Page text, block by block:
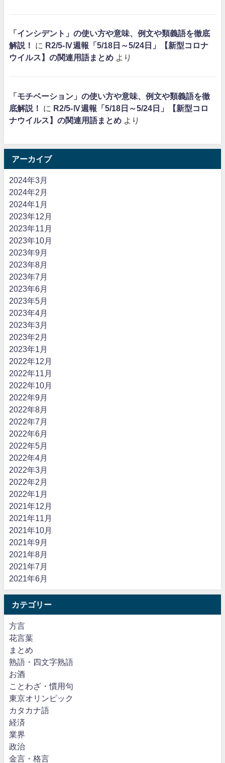
「インシデント」の使い方や意味、例文や類義語を徹底
解説！
に R2/5-Ⅳ週報「5/18日～5/24日」【新型コロナ
ウイルス】の関連用語まとめ より
「モチベーション」の使い方や意味、例文や類義語を徹
底解説！
に R2/5-Ⅳ週報「5/18日～5/24日」【新型コロ
ナウイルス】の関連用語まとめ より
アーカイブ
2024年3月
2024年2月
2024年1月
2023年12月
2023年11月
2023年10月
2023年9月
2023年8月
2023年7月
2023年6月
2023年5月
2023年4月
2023年3月
2023年2月
2023年1月
2022年12月
2022年11月
2022年10月
2022年9月
2022年8月
2022年7月
2022年6月
2022年5月
2022年4月
2022年3月
2022年2月
2022年1月
2021年12月
2021年11月
2021年10月
2021年9月
2021年8月
2021年7月
2021年6月
カテゴリー
方言
花言葉
まとめ
熟語・四文字熟語
お酒
ことわざ・慣用句
東京オリンピック
カタカナ語
経済
業界
政治
金言・格言